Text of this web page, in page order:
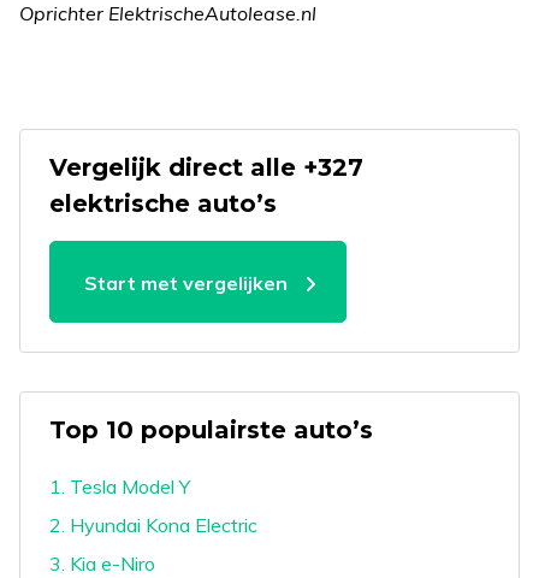
Oprichter ElektrischeAutolease.nl
Vergelijk direct alle +327
elektrische auto’s
Start met vergelijken
Top 10 populairste auto’s
1. Tesla Model Y
2. Hyundai Kona Electric
3. Kia e-Niro